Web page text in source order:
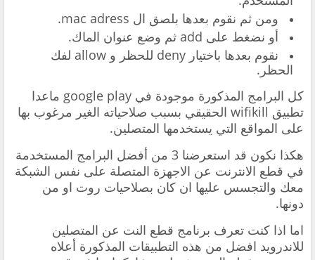
ومن ثم نقوم بعدها بلصق ال mac adress.
أو نضغط على add ثم وضع عنوان الماك.
نقوم بعدها باختيار deny للحظر و allow لفك
الحظر.
كل البرامج المذكورة موجودة في google play ماعدا
تطبيق wifikill الحقيقي بسبب صلاحياته الغير مرغوب بها
على المواقع التي يستخدمها المتصلين.
هكذا نكون قد استعرضنا 3 من أفضل البرامج المستخدمة
في قطع الانترنت عن الاجهزة المتصلة على نفس الشبكة
معك والتجسس عليها ان كان بصلاحيات روت او من
دونها.
اما اذا كنت تعرف برنامج قطع النت عن المتصلين
للاندرويد افضل من هذه التطبيقات المذكورة أعلاه